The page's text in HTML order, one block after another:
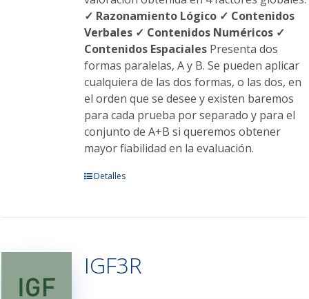
✓ Razonamiento Lógico ✓ Contenidos
Verbales ✓ Contenidos Numéricos ✓
Contenidos EspacialesPresenta dos
formas paralelas, A y B. Se pueden aplicar
cualquiera de las dos formas, o las dos, en
el orden que se desee y existen baremos
para cada prueba por separado y para el
conjunto de A+B si queremos obtener
mayor fiabilidad en la evaluación.
Este
Las
opciones
Detalles
IGF3R